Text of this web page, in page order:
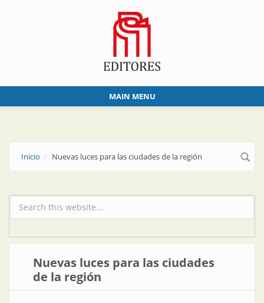
MAIN MENU
Inicio Nuevas luces para las ciudades de la región
Formulario de búsqueda
Nuevas luces para las ciudades
de la región